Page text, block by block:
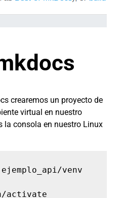
crearemos un proyecto de
virtual en nuestro
la consola en nuestro Linux
venv
activate